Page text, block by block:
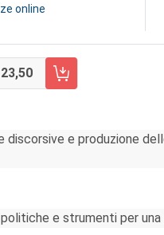
online
23,50
FASCICOLO 99/2021
discorsive e produzione
e strumenti per